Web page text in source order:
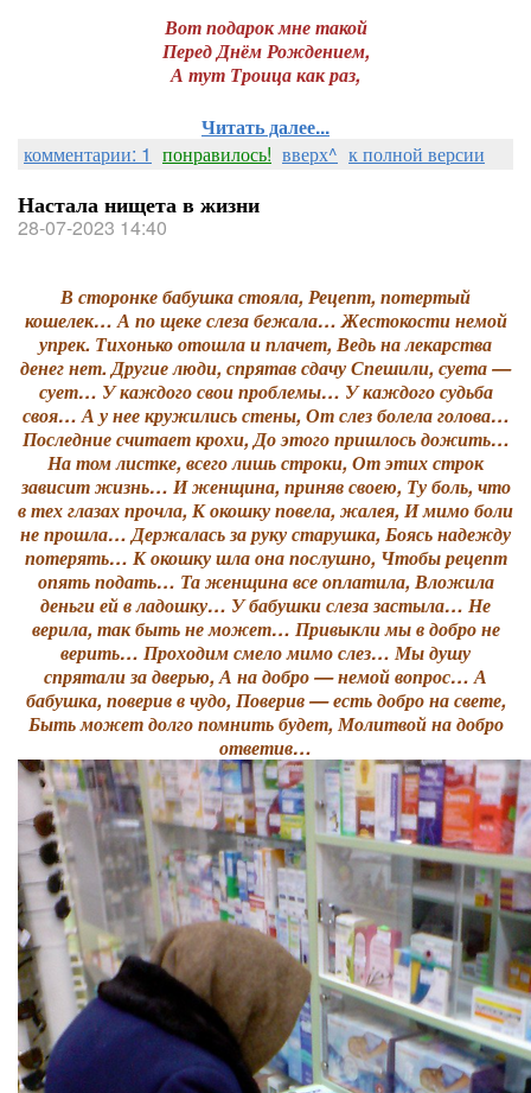
Вот подарок мне такой
Перед Днём Рождением,
А тут Троица как раз,
Читать далее...
комментарии: 1 понравилось! вверх^ к полной версии
Настала нищета в жизни
28-07-2023 14:40
В сторонке бабушка стояла, Рецепт, потертый
кошелек… А по щеке слеза бежала… Жестокости немой
упрек. Тихонько отошла и плачет, Ведь на лекарства
денег нет. Другие люди, спрятав сдачу Спешили, суета —
сует… У каждого свои проблемы… У каждого судьба
своя… А у нее кружились стены, От слез болела голова…
Последние считает крохи, До этого пришлось дожить…
На том листке, всего лишь строки, От этих строк
зависит жизнь… И женщина, приняв своею, Ту боль, что
в тех глазах прочла, К окошку повела, жалея, И мимо боли
не прошла… Держалась за руку старушка, Боясь надежду
потерять… К окошку шла она послушно, Чтобы рецепт
опять подать… Та женщина все оплатила, Вложила
деньги ей в ладошку… У бабушки слеза застыла… Не
верила, так быть не может… Привыкли мы в добро не
верить… Проходим смело мимо слез… Мы душу
спрятали за дверью, А на добро — немой вопрос… А
бабушка, поверив в чудо, Поверив — есть добро на свете,
Быть может долго помнить будет, Молитвой на добро
ответив…